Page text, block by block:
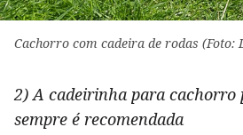
Cachorro com cadeira de rodas (Foto:
2) A cadeirinha para cachorro
sempre é recomendada